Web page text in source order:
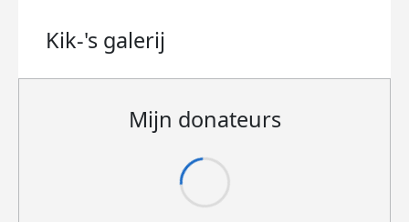
Kik-'s galerij
Mijn donateurs